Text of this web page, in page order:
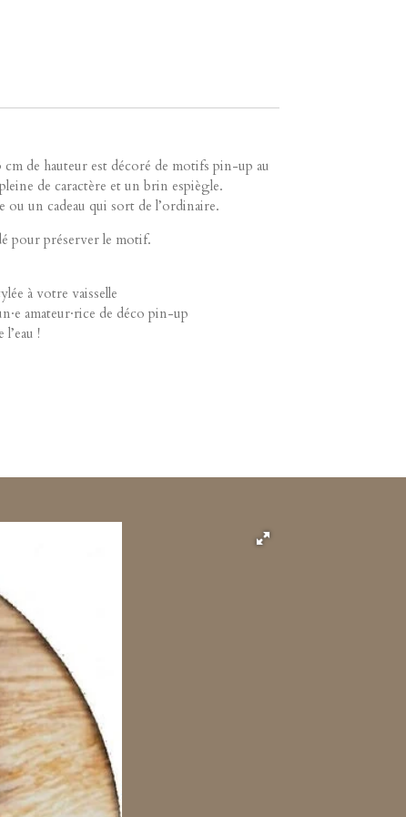
de hauteur est décoré de motifs pin-up au
de caractère et un brin espiègle.
un cadeau qui sort de l’ordinaire.
pour préserver le motif.
à votre vaisselle
amateur·rice de déco pin-up
!